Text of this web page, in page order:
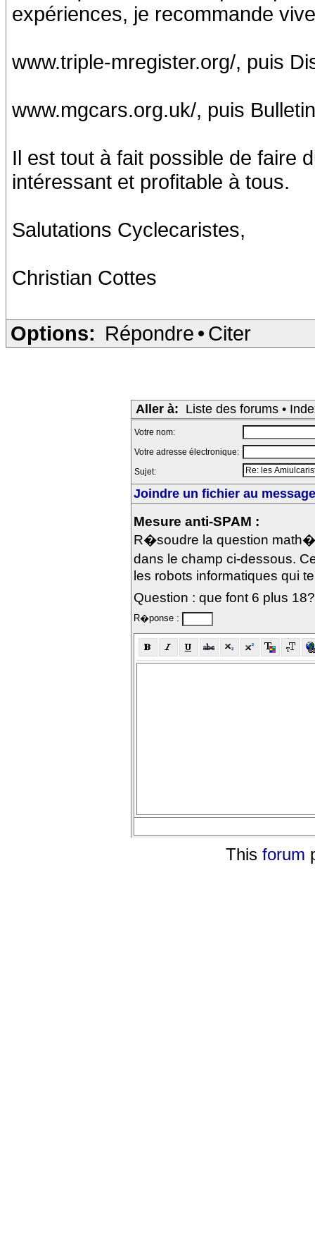
expériences, je recommande
www.triple-mregister.org/, puis
www.mgcars.org.uk/, puis
Il est tout à fait possible de faire
intéressant et profitable à tous.
Salutations Cyclecaristes,
Christian Cottes
Options: Répondre • Citer
Aller à: Liste des forums •
Votre nom:
Votre adresse électronique:
Sujet:
Joindre un fichier au
Mesure anti-SPAM :
R�soudre la question
dans le champ ci-dessous.
les robots informatiques qui
Question : que font 6 plus 18?
R�ponse :
This forum